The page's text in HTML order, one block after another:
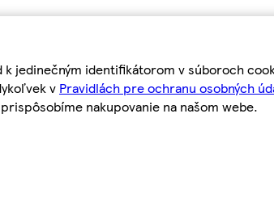
jedinečným identifikátorom v súboroch
v Pravidlách pre ochranu osobných
nakupovanie na našom webe.